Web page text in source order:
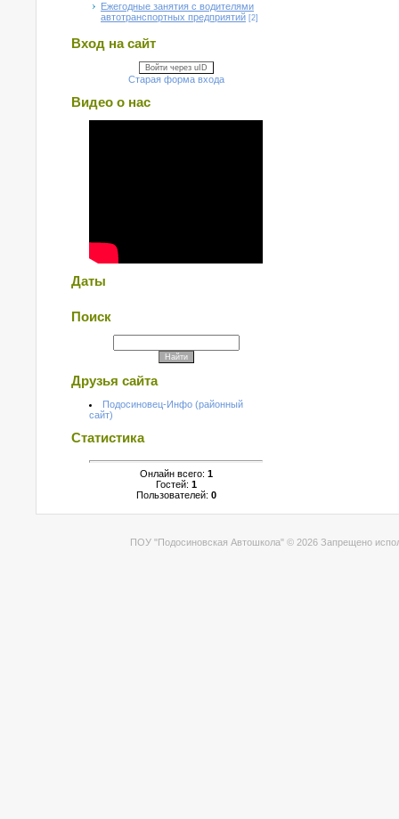
Ежегодные занятия с водителями
автотранспортных предприятий [2]
Вход на сайт
Войти через uID
Старая форма входа
Видео о нас
Даты
Поиск
Друзья сайта
Подосиновец-Инфо (районный
сайт)
Статистика
Онлайн всего: 1
Гостей: 1
Пользователей: 0
ПОУ "Подосиновская Автошкола" © 2026 Запрещено